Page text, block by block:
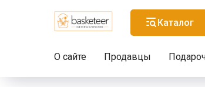
Каталог
О сайте Продавцы